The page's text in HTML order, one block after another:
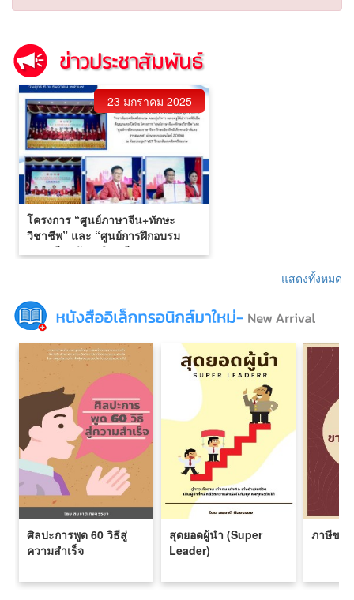
23 มกราคม 2025
โครงการ “ศูนย์ภาษาจีน+ทักษะ
วิชาชีพ” และ “ศูนย์การฝึกอบรม
ภาษาจีน+ทักษะวิชาชีพ
แสดงทั้งหมด
ศิลปะการพูด 60 วิธีสู่
ความสำเร็จ
สุดยอดผู้นำ (Super
Leader)
ภาษีขา